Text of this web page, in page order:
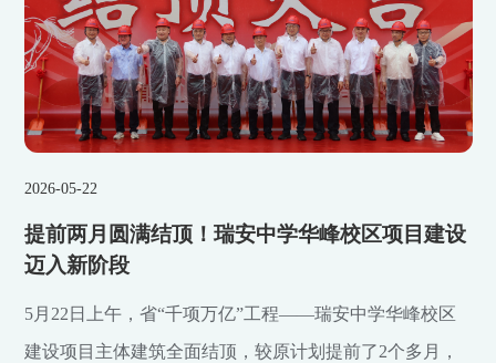
2026-05-22
提前两月圆满结顶！瑞安中学华峰校区项目建设
迈入新阶段
5月22日上午，省“千项万亿”工程——瑞安中学华峰校区
建设项目主体建筑全面结顶，较原计划提前了2个多月，